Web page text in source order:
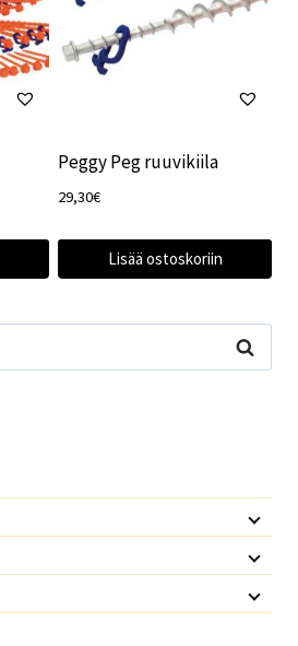
Peggy Peg ruuvikiila
29,30€
Lisää ostoskoriin
Haku